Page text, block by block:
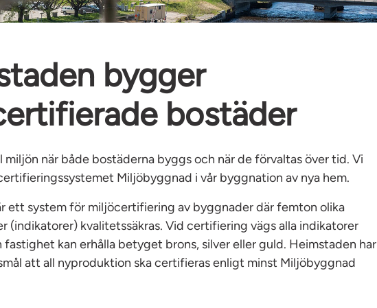
bygger
bostäder
miljön när både bostäderna byggs och när de förvaltas över tid. Vi
Miljöbyggnad i vår byggnation av nya hem.
ett system för miljöcertifiering av byggnader där femton olika
(indikatorer) kvalitetssäkras. Vid certifiering vägs alla indikatorer
fastighet kan erhålla betyget brons, silver eller guld. Heimstaden har
att all nyproduktion ska certifieras enligt minst Miljöbyggnad